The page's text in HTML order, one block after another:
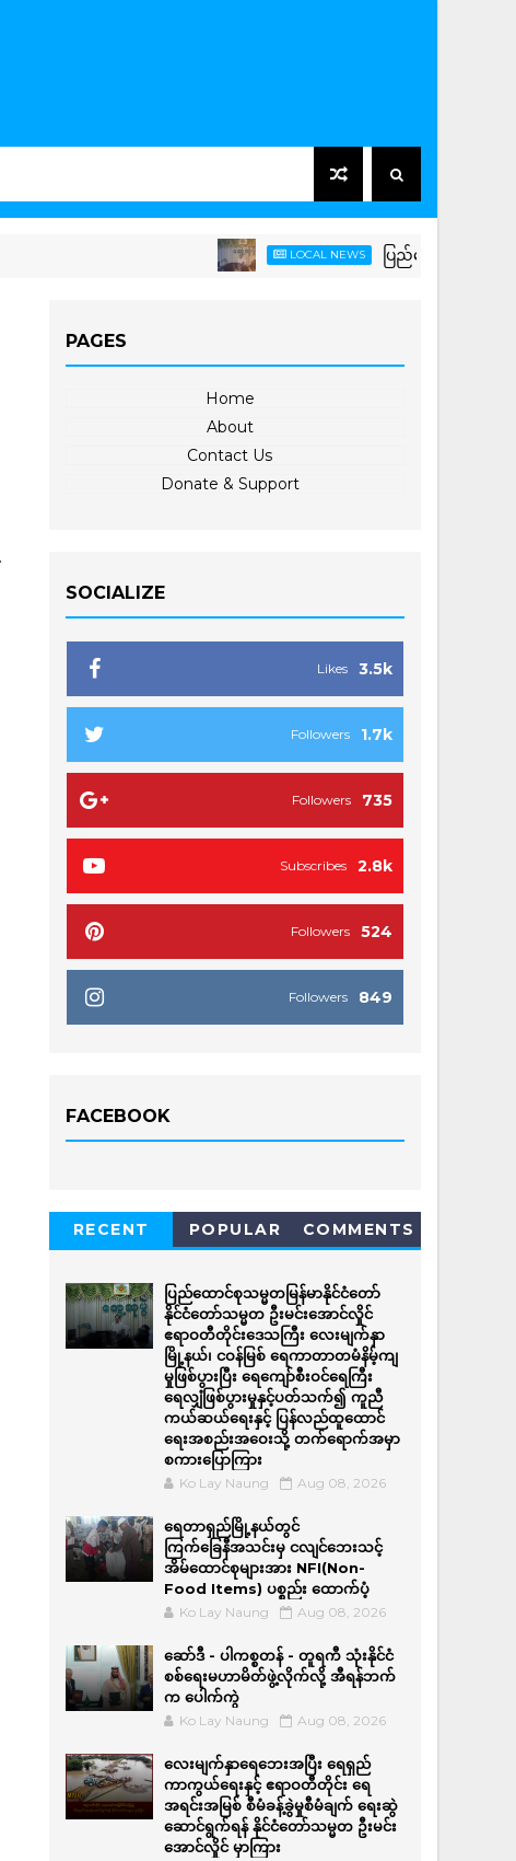
LOCAL NEWS ပြည်ထောင်စုသမ္မတမြန်မာ
PAGES
Home
About
Contact Us
Donate & Support
SOCIALIZE
3.5k
Likes
1.7k
Followers
735
Followers
2.8k
Subscribes
524
Followers
849
Followers
FACEBOOK
RECENT POPULAR COMMENTS
ပြည်ထောင်စုသမ္မတမြန်မာနိုင်ငံတော်
နိုင်ငံတော်သမ္မတ ဦးမင်းအောင်လှိုင်
ဧရာဝတီတိုင်းဒေသကြီး လေးမျက်နှာ
မြို့နယ်၊ ငဝန်မြစ် ရေကာတာတမံနိမ့်ကျ
မှုဖြစ်ပွားပြီး ရေကျော်စီးဝင်ရေကြီး
ရေလျှံဖြစ်ပွားမှုနှင့်ပတ်သက်၍ ကူညီ
ကယ်ဆယ်ရေးနှင့် ပြန်လည်ထူထောင်
ရေးအစည်းအဝေးသို့ တက်ရောက်အမှာ
စကားပြောကြား
Ko Lay Naung Aug 08, 2026
ရေတာရှည်မြို့နယ်တွင်
ကြက်ခြေနီအသင်းမှ ငလျင်ဘေးသင့်
အိမ်‌ထောင်စုများအား NFI(Non-
Food Items) ပစ္စည်း ထောက်ပံ့
Ko Lay Naung Aug 08, 2026
ဆော်ဒီ - ပါကစ္စတန် - တူရကီ သုံးနိုင်ငံ
စစ်ရေးမဟာမိတ်ဖွဲ့လိုက်လို့ အီရန်ဘက်
က ပေါက်ကွဲ
Ko Lay Naung Aug 08, 2026
လေးမျက်နှာရေဘေးအပြီး ရေရှည်
ကာကွယ်ရေးနှင့် ဧရာဝတီတိုင်း ရေ
အရင်းအမြစ် စီမံခန့်ခွဲမှုစီမံချက် ရေးဆွဲ
ဆောင်ရွက်ရန် နိုင်ငံတော်သမ္မတ ဦးမင်း
အောင်လှိုင် မှာကြား